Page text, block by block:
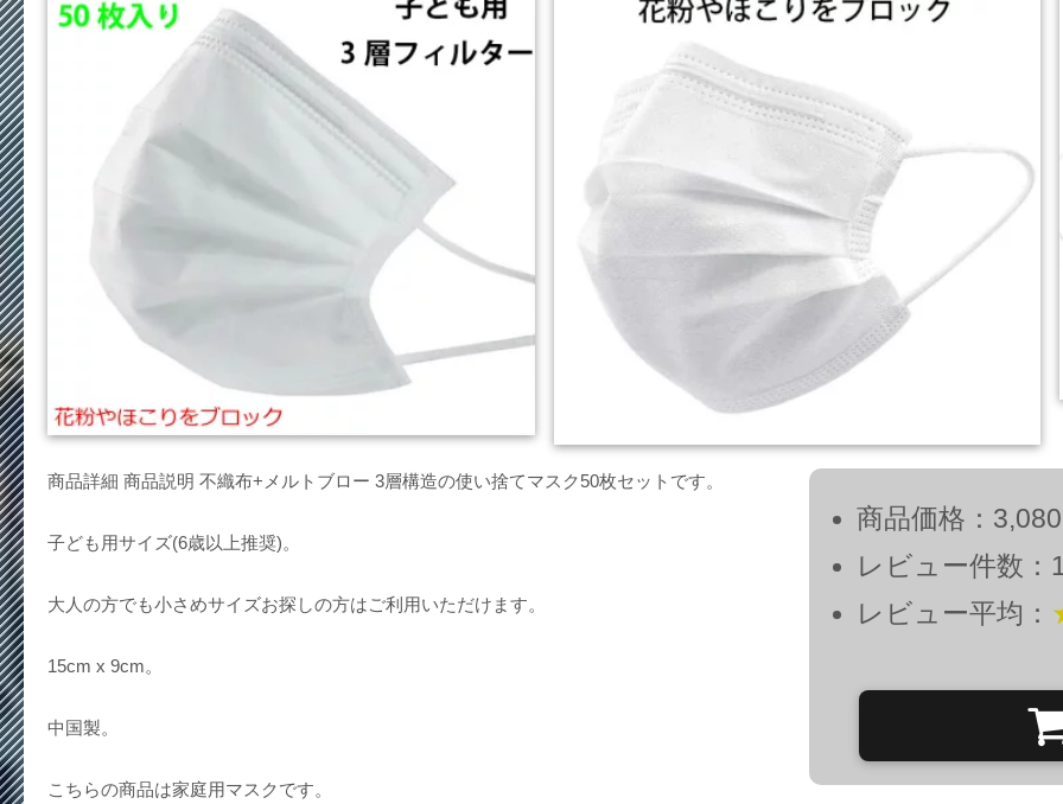
商品詳細 商品説明 不織布+メルトブロー 3層構造の使い捨てマスク50枚セットです。
子ども用サイズ(6歳以上推奨)。
大人の方でも小さめサイズお探しの方はご利用いただけます。
15cm x 9cm。
中国製。
こちらの商品は家庭用マスクです。
商品価格：
レビュー件数：
レビュー平均：